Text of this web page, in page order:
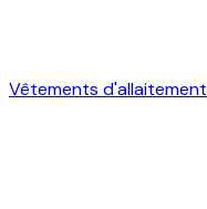
Vêtements d'allaitement